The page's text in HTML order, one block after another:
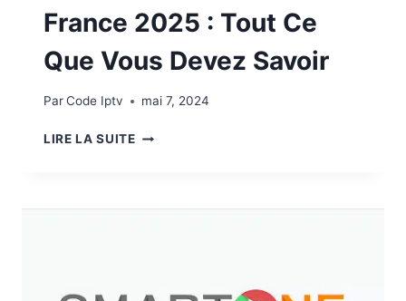
France 2025 : Tout Ce
Que Vous Devez Savoir
ParCode Iptv mai 7, 2024
LIRE LA SUITE